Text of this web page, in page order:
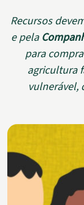
Recursos
e pela
para
agricultura
vulnerável,